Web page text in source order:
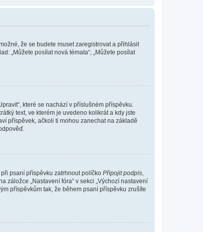
že se budete muset zaregistrovat a přihlásit
„Můžete posílat nová témata“, „Můžete posílat
které se nachází v příslušném příspěvku.
text, ve kterém je uvedeno kolikrát a kdy jste
příspěvek, ačkoli ti mohou zanechat na základě
psaní příspěvku zatrhnout políčko Připojit podpis
záložce „Nastavení fóra“ v sekci „Výchozí nastavení
příspěvkům tak, že během psaní příspěvku zrušíte